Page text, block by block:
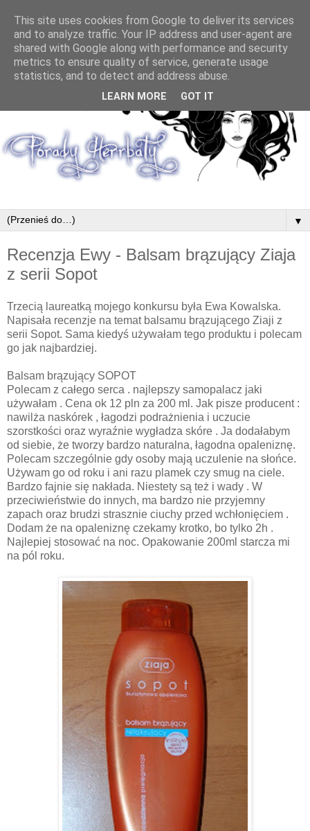
▼
Recenzja Ewy - Balsam brązujący Ziaja
z serii Sopot
Trzecią laureatką mojego konkursu była Ewa Kowalska.
Napisała recenzje na temat balsamu brązującego Ziaji z
serii Sopot. Sama kiedyś używałam tego produktu i polecam
go jak najbardziej.
Balsam brązujący SOPOT
Polecam z całego serca . najlepszy samopalacz jaki
używałam . Cena ok 12 pln za 200 ml. Jak pisze producent :
nawilża naskórek , łagodzi podrażnienia i uczucie
szorstkości oraz wyraźnie wygładza skóre . Ja dodałabym
od siebie, że tworzy bardzo naturalna, łagodna opaleniznę.
Polecam szczególnie gdy osoby mają uczulenie na słońce.
Używam go od roku i ani razu plamek czy smug na ciele.
Bardzo fajnie się nakłada. Niestety są też i wady . W
przeciwieństwie do innych, ma bardzo nie przyjemny
zapach oraz brudzi strasznie ciuchy przed wchłonięciem .
Dodam że na opaleniznę czekamy krotko, bo tylko 2h .
Najlepiej stosować na noc. Opakowanie 200ml starcza mi
na pól roku.
This site uses cookies from Google to deliver its services
and to analyze traffic. Your IP address and user-agent are
shared with Google along with performance and security
metrics to ensure quality of service, generate usage
statistics, and to detect and address abuse.
LEARN MORE GOT IT